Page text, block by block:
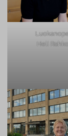
Heli